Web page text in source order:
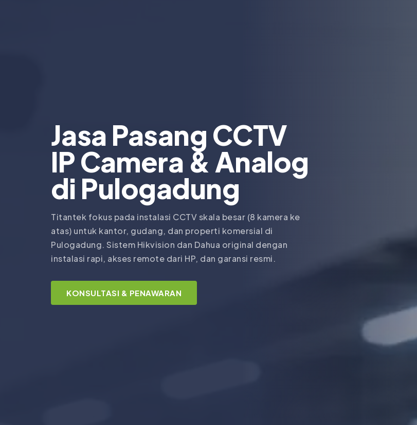
Jasa Pasang CCTV
IP Camera & Analog
di Pulogadung
Titantek fokus pada instalasi CCTV skala besar (8 kamera ke
atas) untuk kantor, gudang, dan properti komersial di
Pulogadung. Sistem Hikvision dan Dahua original dengan
instalasi rapi, akses remote dari HP, dan garansi resmi.
KONSULTASI & PENAWARAN